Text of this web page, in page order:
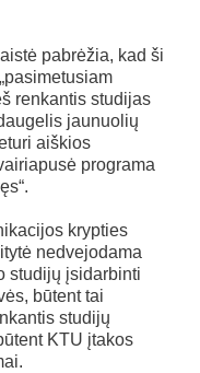
pabrėžia, kad ši
renkantis studijas
jaunuolių
aiškios
programa
krypties
nedvejodama
studijų įsidarbinti
būtent tai
studijų
KTU įtakos